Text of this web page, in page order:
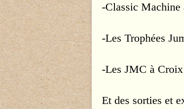
-Classic
-Les Trophées
-Les JMC à
Et des sorties et